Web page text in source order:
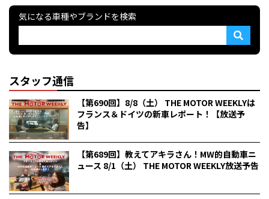
気になる車種やブランドを検索
スタッフ通信
【第690回】8/8（土） THE MOTOR WEEKLYは
フランス＆ドイツの新車レポート！【放送予
告】
【第689回】教えてアキラさん！MW的自動車ニ
ュース 8/1（土） THE MOTOR WEEKLY放送予告